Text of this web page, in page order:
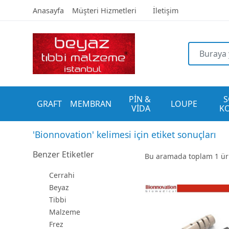
Anasayfa Müşteri Hizmetleri İletişim
GRAFT MEMBRAN
PİN &
VİDA
LOUPE
'Bionnovation' kelimesi için etiket sonuçları
Benzer Etiketler
Cerrahi
Beyaz
Tibbi
Malzeme
Frez
Bu aramada toplam 1